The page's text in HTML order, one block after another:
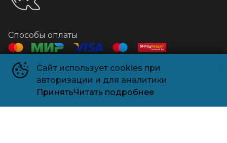
Сайт использует cookies при
авторизации и для аналитики
ПринятьЧитать подробнее
Способы оплаты
Контакты
+7 918 541-18-18